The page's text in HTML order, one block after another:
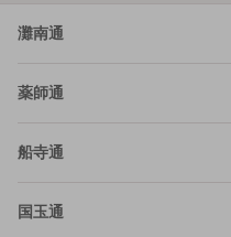
灘南通
薬師通
船寺通
国玉通